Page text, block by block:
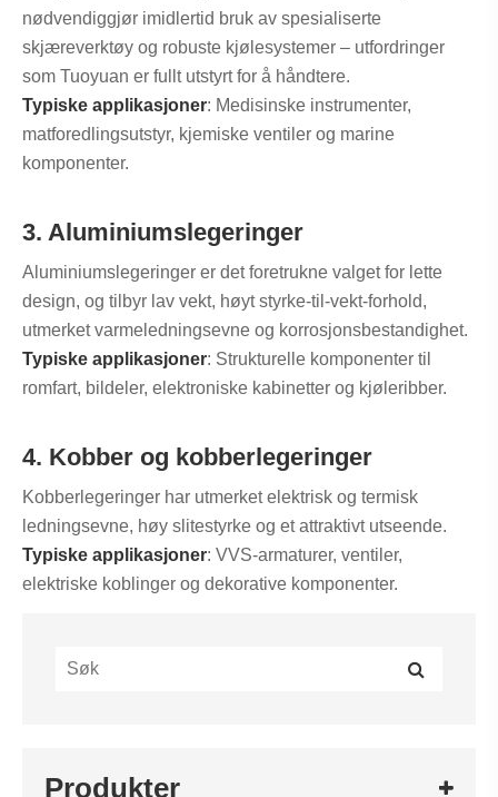
nødvendiggjør imidlertid bruk av spesialiserte
skjæreverktøy og robuste kjølesystemer – utfordringer
som Tuoyuan er fullt utstyrt for å håndtere.
Typiske applikasjoner: Medisinske instrumenter,
matforedlingsutstyr, kjemiske ventiler og marine
komponenter.
3. Aluminiumslegeringer
Aluminiumslegeringer er det foretrukne valget for lette
design, og tilbyr lav vekt, høyt styrke-til-vekt-forhold,
utmerket varmeledningsevne og korrosjonsbestandighet.
Typiske applikasjoner: Strukturelle komponenter til
romfart, bildeler, elektroniske kabinetter og kjøleribber.
4. Kobber og kobberlegeringer
Kobberlegeringer har utmerket elektrisk og termisk
ledningsevne, høy slitestyrke og et attraktivt utseende.
Typiske applikasjoner: VVS-armaturer, ventiler,
elektriske koblinger og dekorative komponenter.
Produkter